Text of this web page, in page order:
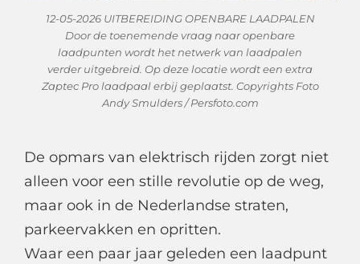
12-05-2026 UITBEREIDING OPENBARE LAADPALEN
Door de toenemende vraag naar openbare
laadpunten wordt het netwerk van laadpalen
verder uitgebreid. Op deze locatie wordt een extra
Zaptec Pro laadpaal erbij geplaatst. Copyrights Foto
Andy Smulders / Persfoto.com
De opmars van elektrisch rijden zorgt niet
alleen voor een stille revolutie op de weg,
maar ook in de Nederlandse straten,
parkeervakken en opritten.
Waar een paar jaar geleden een laadpunt